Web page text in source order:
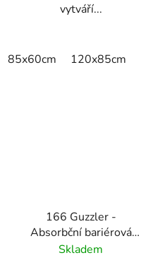
vytváří...
85x60cm 120x85cm
166 Guzzler -
Absorbční bariérová
rohož se zvýšenými
Skladem